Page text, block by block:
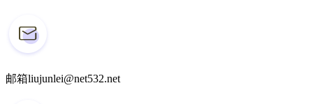
邮箱liujunlei@net532.net